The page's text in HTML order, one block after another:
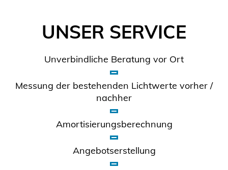
UNSER SERVICE
Unverbindliche Beratung vor Ort
Messung der bestehenden Lichtwerte vorher /
nachher
Amortisierungsberechnung
Angebotserstellung